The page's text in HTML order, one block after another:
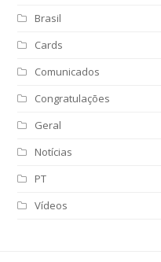
Brasil
Cards
Comunicados
Congratulações
Geral
Notícias
PT
Vídeos